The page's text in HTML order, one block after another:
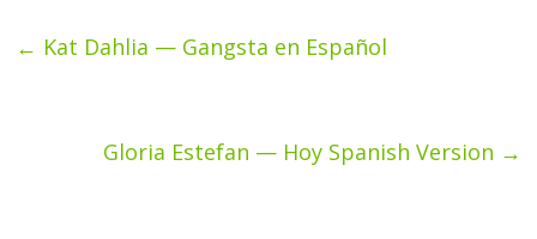
← Kat Dahlia — Gangsta en Español
Gloria Estefan — Hoy Spanish Version →